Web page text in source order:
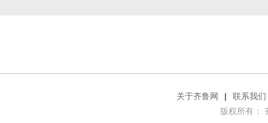
关于齐鲁网 |
联系我们
版权所有：